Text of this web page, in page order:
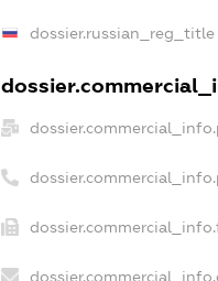
dossier.russian_reg_title